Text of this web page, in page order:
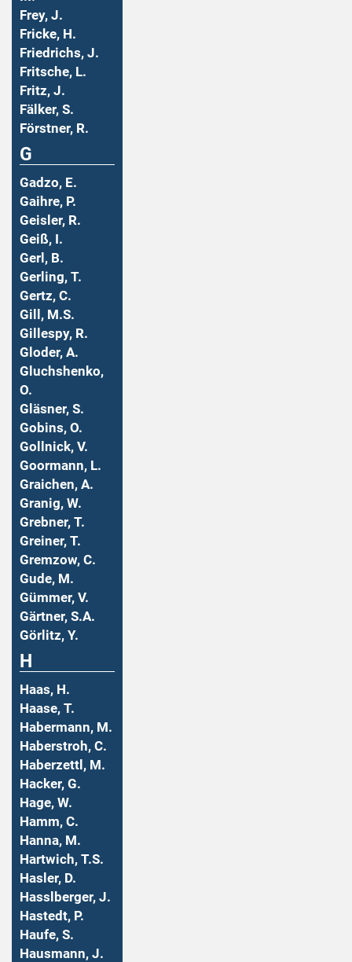
Frey, J.
Fricke, H.
Friedrichs, J.
Fritsche, L.
Fritz, J.
Fälker, S.
Förstner, R.
G
Gadzo, E.
Gaihre, P.
Geisler, R.
Geiß, I.
Gerl, B.
Gerling, T.
Gertz, C.
Gill, M.S.
Gillespy, R.
Gloder, A.
Gluchshenko,
O.
Gläsner, S.
Gobins, O.
Gollnick, V.
Goormann, L.
Graichen, A.
Granig, W.
Grebner, T.
Greiner, T.
Gremzow, C.
Gude, M.
Gümmer, V.
Gärtner, S.A.
Görlitz, Y.
H
Haas, H.
Haase, T.
Habermann, M.
Haberstroh, C.
Haberzettl, M.
Hacker, G.
Hage, W.
Hamm, C.
Hanna, M.
Hartwich, T.S.
Hasler, D.
Hasslberger, J.
Hastedt, P.
Haufe, S.
Hausmann, J.